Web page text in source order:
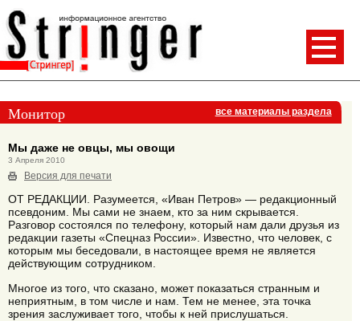
Монитор все материалы раздела
Мы даже не овцы, мы овощи
3 Апреля 2010
Версия для печати
ОТ РЕДАКЦИИ. Разумеется, «Иван Петров» — редакционный
псевдоним. Мы сами не знаем, кто за ним скрывается.
Разговор состоялся по телефону, который нам дали друзья из
редакции газеты «Спецназ России». Известно, что человек, с
которым мы беседовали, в настоящее время не является
действующим сотрудником.
Многое из того, что сказано, может показаться странным и
неприятным, в том числе и нам. Тем не менее, эта точка
зрения заслуживает того, чтобы к ней прислушаться.